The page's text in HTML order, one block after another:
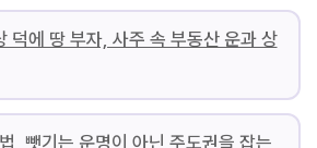
덕에 땅 부자, 사주 속 부동산 운과 상
, 뺏기는 운명이 아닌 주도권을 잡는